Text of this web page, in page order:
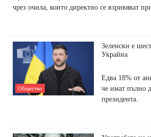
чрез очила, които директно се взривяват
Общество
Зеленски е
Украйна
Едва 18% от
че имат пълно
президента.